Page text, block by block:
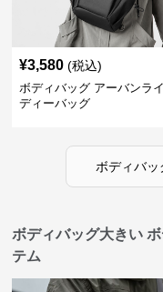
¥3,580 (税込)
ボディバッグ アーバンラ
ディーバッグ
ボディバッ
ボディバッグ大きい
テム